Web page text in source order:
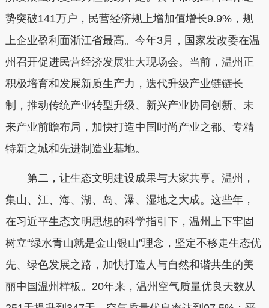
势突破141万户，民营经济规上增加值增长9.9%，规
上企业盈利面浙江省最高。今年3月，国家发改委在温
州召开促进民营经济发展壮大现场会。当前，温州正
积极培育和发展新质生产力，迭代升级产业链链长
制，推动传统产业转型升级、新兴产业协同创新、未
来产业前瞻布局，加快打造中国时尚产业之都、专精
特新之城和先进制造业基地。
第二，让生态文明建设成果与大家共享。温州，
集山、江、海、湖、岛、瀑、湿地之大成。这些年，
在习近平生态文明思想的科学指引下，温州上下牢固
树立“绿水青山就是金山银山”理念，坚定不移走生态优
先、绿色发展之路，加快打造人与自然和谐共生的美
丽中国温州样板。20年来，温州空气质量优良天数从